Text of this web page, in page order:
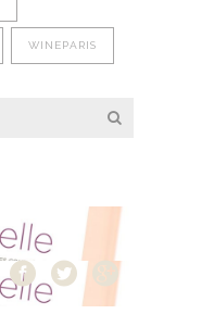
WINEPARIS